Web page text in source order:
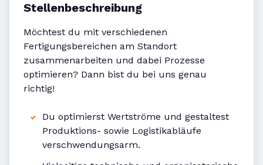
Stellenbeschreibung
Möchtest du mit verschiedenen
Fertigungsbereichen am Standort
zusammenarbeiten und dabei Prozesse
optimieren? Dann bist du bei uns genau
richtig!
Du optimierst Wertströme und gestaltest
Produktions- sowie Logistikabläufe
verschwendungsarm.